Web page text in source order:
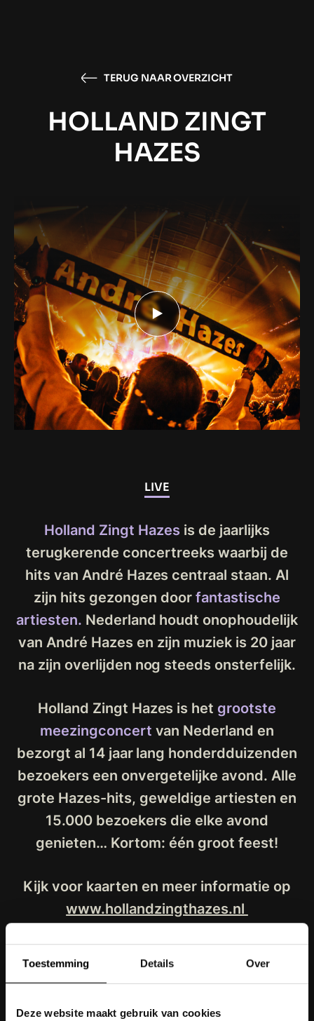
Toestemming Details Over
Deze website maakt gebruik van cookies
TERUG NAAR OVERZICHT
HOLLAND ZINGT
HAZES
LIVE
Holland Zingt Hazesis de jaarlijks
terugkerende concertreeks waarbij de
hits van André Hazes centraal staan. Al
zijn hits gezongen door fantastische
artiesten. Nederland houdt onophoudelijk
van André Hazes en zijn muziek is 20 jaar
na zijn overlijden nog steeds onsterfelijk.
Holland Zingt Hazes is het grootste
meezingconcert van Nederland en
bezorgt al 14 jaar lang honderdduizenden
bezoekers een onvergetelijke avond. Alle
grote Hazes-hits, geweldige artiesten en
15.000 bezoekers die elke avond
genieten… Kortom: één groot feest!
Kijk voor kaarten en meer informatie op
www.hollandzingthazes.nl